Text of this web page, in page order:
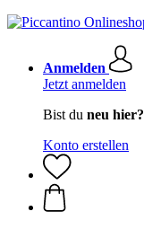
Anmelden
Jetzt anmelden
Bist du neu hier?
Konto erstellen